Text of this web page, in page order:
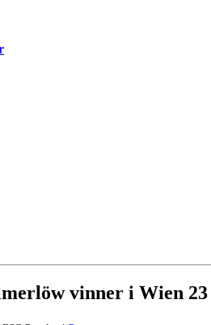
vinner i Wien 23